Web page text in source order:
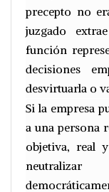
precepto no
juzgado
función
decisiones
desvirtuarla o
Si la empresa
a una persona
objetiva, real
neutralizar